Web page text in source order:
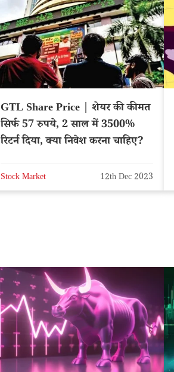
GTL Share Price | शेयर की कीमत
सिर्फ 57 रुपये, 2 साल में 3500%
रिटर्न दिया, क्या निवेश करना चाहिए?
Stock Market 12th Dec 2023